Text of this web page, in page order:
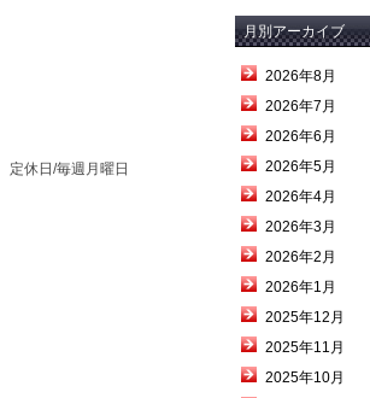
休日/毎週月曜日
月別アーカイブ
2026年8月
2026年7月
2026年6月
2026年5月
2026年4月
2026年3月
2026年2月
2026年1月
2025年12月
2025年11月
2025年10月